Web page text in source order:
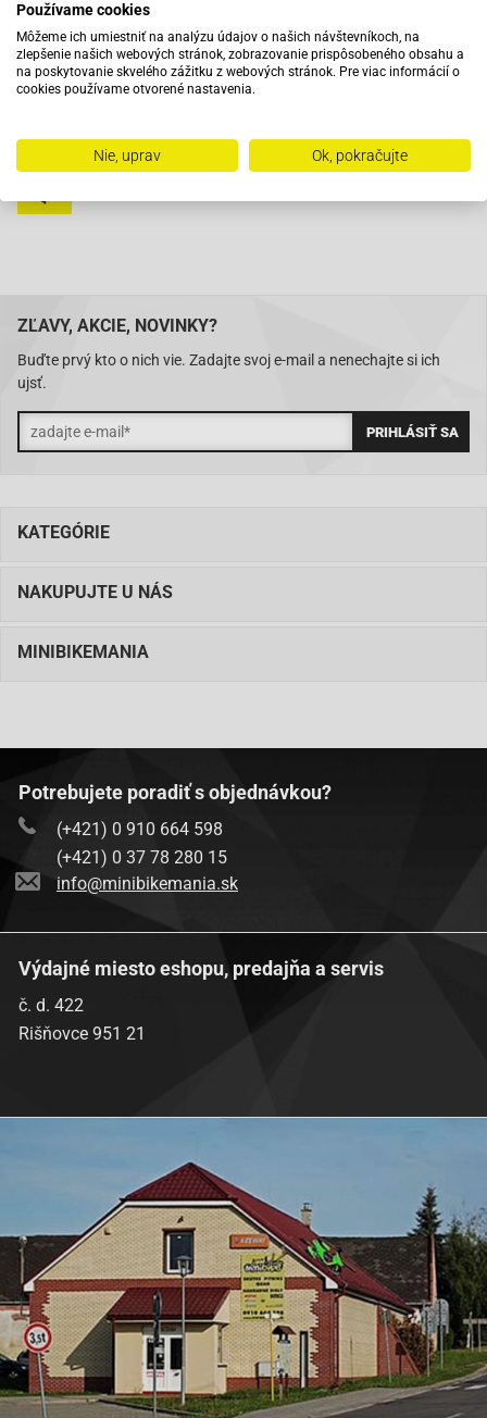
Pri objednaní do 12:00 tovar zajtra u vás
ZĽAVY, AKCIE, NOVINKY?
Buďte prvý kto o nich vie. Zadajte svoj e-mail a nenechajte si ich
ujsť.
KATEGÓRIE
NAKUPUJTE U NÁS
MINIBIKEMANIA
Potrebujete poradiť s objednávkou?
(+421) 0 910 664 598
(+421) 0 37 78 280 15
info@minibikemania.sk
Výdajné miesto eshopu, predajňa a servis
č. d. 422
Rišňovce 951 21
Používame cookies
Môžeme ich umiestniť na analýzu údajov o našich návštevníkoch, na
zlepšenie našich webových stránok, zobrazovanie prispôsobeného obsahu a
na poskytovanie skvelého zážitku z webových stránok. Pre viac informácií o
cookies používame otvorené nastavenia.
Nie, uprav Ok, pokračujte